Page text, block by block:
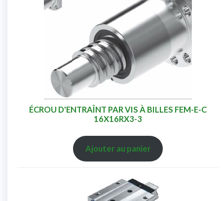
ÉCROU D'ENTRAÎNT PAR VIS À BILLES FEM-E-C
16X16RX3-3
Ajouter au panier